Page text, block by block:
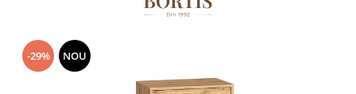
Comode stil clasic/rustic
Fotolii extensibile
-29% NOU